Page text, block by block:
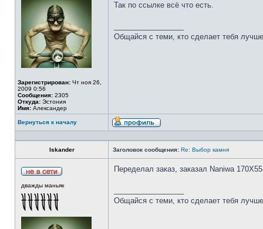
Зарегистрирован: Чт ноя 26,
2009 0:56
Сообщения: 2305
Откуда: Эстония
Имя: Александер
Так по ссылке всё что есть.
Общайся с теми, кто сделает тебя
Вернуться к началу
Iskander Заголовок сообщения: Re: Выбор камня
дважды маньяк
Переделал заказ, заказал Naniwa
Общайся с теми, кто сделает тебя